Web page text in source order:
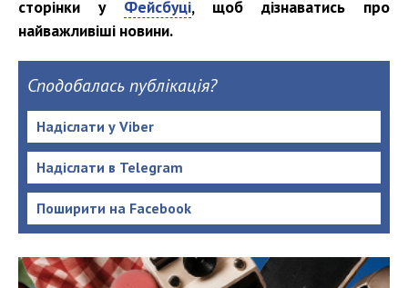
сторінки у Фейсбуці, щоб дізнаватись про
найважливіші новини.
Сподобалась публікація?
Надіслати у Viber
Надіслати в Telegram
Поширити на Facebook